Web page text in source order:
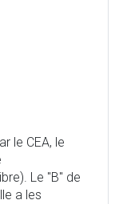
le CEA, le
Le "B" de
a les